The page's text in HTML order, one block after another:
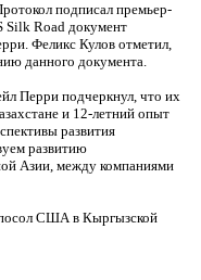
подписал премьер-
Silk Road документ
Феликс Кулов отметил,
данного документа.
Перри подчеркнул, что их
и 12-летний опыт
развития
развитию
Азии, между компаниями
США в Кыргызской